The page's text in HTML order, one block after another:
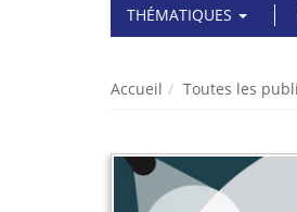
THÉMATIQUES
Accueil Toutes les